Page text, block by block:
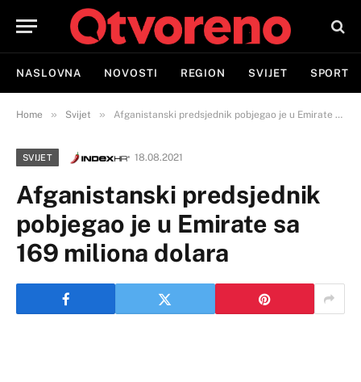
NASLOVNA NOVOSTI REGION SVIJET SPORT
Home » Svijet » Afganistanski predsjednik pobjegao je u Emirate sa 169 miliona dolara
SVIJET 18.08.2021
Afganistanski predsjednik
pobjegao je u Emirate sa
169 miliona dolara